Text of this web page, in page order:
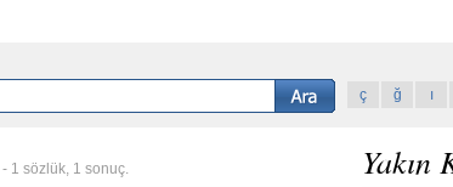
ç
ğ ı
- 1 sözlük, 1 sonuç. Yakın